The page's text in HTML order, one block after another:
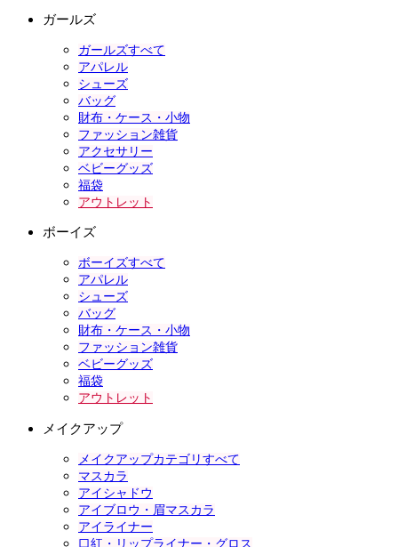
ガールズ
ガールズすべて
アパレル
シューズ
バッグ
財布・ケース・小物
ファッション雑貨
アクセサリー
ベビーグッズ
福袋
アウトレット
ボーイズ
ボーイズすべて
アパレル
シューズ
バッグ
財布・ケース・小物
ファッション雑貨
ベビーグッズ
福袋
アウトレット
メイクアップ
メイクアップカテゴリすべて
マスカラ
アイシャドウ
アイブロウ・眉マスカラ
アイライナー
口紅・リップライナー・グロス